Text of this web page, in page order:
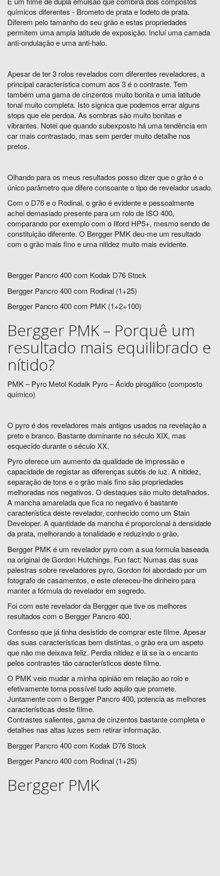
químicos diferentes - Brometo de prata e Iodeto de prata.
Diferem pelo tamanho do seu grão e estas propriedades
permitem uma ampla latitude de exposição. Incluí uma camada
anti-ondulação e uma anti-halo.
Apesar de ter 3 rolos revelados com diferentes reveladores, a
principal característica comum aos 3 é o contraste. Tem
também uma gama de cinzentos muito bonita e uma latitude
tonal muito completa. Isto signica que podemos errar alguns
stops que ele perdoa. As sombras são muito bonitas e
vibrantes. Notei que quando subexposto há uma tendência em
car mais contrastado, mas sem perder muito detalhe nos
pretos.
Olhando para os meus resultados posso dizer que o grão é o
único parâmetro que difere consoante o tipo de revelador usado.
Com o D76 e o Rodinal, o grão é evidente e pessoalmente
achei demasiado presente para um rolo de ISO 400,
comparando por exemplo com o Ilford HP5+, mesmo sendo de
constituição diferente. O Bergger PMK deu-me um resultado
com o grão mais fino e uma nitidez muito mais evidente.
Bergger Pancro 400 com Kodak D76 Stock
Bergger Pancro 400 com Rodinal (1+25)
Bergger Pancro 400 com PMK (1+2+100)
Bergger PMK – Porquê um
resultado mais equilibrado e
nítido?
PMK – Pyro Metol Kodalk Pyro – Ácido pirogálico (composto
químico)
O pyro é dos reveladores mais antigos usados na revelação a
preto e branco. Bastante dominante no século XIX, mas
esquecido durante o século XX.
Pyro oferece um aumento da qualidade de impressão e
capacidade de registar as diferenças subtis de luz. A nitidez,
separação de tons e o grão mais fino são propriedades
melhoradas nos negativos. O destaques são muito detalhados.
A mancha amarelada que fica no negativo é bastante
característica deste revelador, conhecido como um Stain
Developer. A quantidade da mancha é proporcional à densidade
da prata, melhorando a tonalidade e reduzindo o grão.
Bergger PMK é um revelador pyro com a sua formula baseada
na original de Gordon Hutchings. Fun fact: Numas das suas
palestras sobre reveladores pyro, Gordon foi abordado por um
fotografo de casamentos, e este ofereceu-lhe dinheiro para
manter a fórmula do revelador em segredo.
Foi com este revelador da Bergger que tive os melhores
resultados com o Bergger Pancro 400.
Confesso que já tinha desistido de comprar este filme. Apesar
das suas características bem distintas, o grão era um aspeto
que não me deixava feliz. Perdia nitidez e lá se ia o encanto
pelos contrastes tão característicos deste filme.
O PMK veio mudar a minha opinião em relação ao rolo e
efetivamente torna possível tudo aquilo que promete.
Juntamente com o Bergger Pancro 400, potencia as melhores
características deste filme.
Contrastes salientes, gama de cinzentos bastante completa e
detalhes nas altas luzes sem retirar informação.
Bergger Pancro 400 com Kodak D76 Stock
Bergger Pancro 400 com Rodinal (1+25)
Bergger PMK